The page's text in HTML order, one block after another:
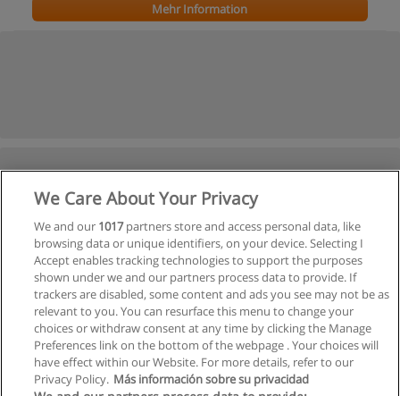
Mehr Information
We Care About Your Privacy
We and our 1017partners store and access personal data, like
browsing data or unique identifiers, on your device. Selecting I
Accept enables tracking technologies to support the purposes
shown under we and our partners process data to provide. If
trackers are disabled, some content and ads you see may not be as
relevant to you. You can resurface this menu to change your
choices or withdraw consent at any time by clicking the Manage
Preferences link on the bottom of the webpage . Your choices will
have effect within our Website. For more details, refer to our
Privacy Policy. Más información sobre su privacidad